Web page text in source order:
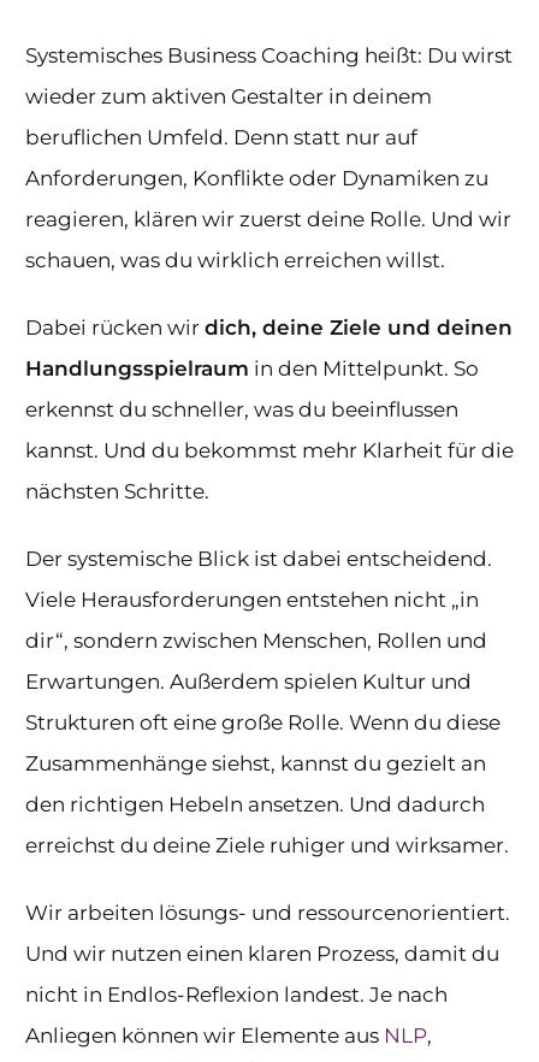
Systemisches Business Coaching heißt: Du wirst
wieder zum aktiven Gestalter in deinem
beruflichen Umfeld. Denn statt nur auf
Anforderungen, Konflikte oder Dynamiken zu
reagieren, klären wir zuerst deine Rolle. Und wir
schauen, was du wirklich erreichen willst.
Dabei rücken wir dich, deine Ziele und deinen
Handlungsspielraum in den Mittelpunkt. So
erkennst du schneller, was du beeinflussen
kannst. Und du bekommst mehr Klarheit für die
nächsten Schritte.
Der systemische Blick ist dabei entscheidend.
Viele Herausforderungen entstehen nicht „in
dir“, sondern zwischen Menschen, Rollen und
Erwartungen. Außerdem spielen Kultur und
Strukturen oft eine große Rolle. Wenn du diese
Zusammenhänge siehst, kannst du gezielt an
den richtigen Hebeln ansetzen. Und dadurch
erreichst du deine Ziele ruhiger und wirksamer.
Wir arbeiten lösungs- und ressourcenorientiert.
Und wir nutzen einen klaren Prozess, damit du
nicht in Endlos-Reflexion landest. Je nach
Anliegen können wir Elemente aus NLP,